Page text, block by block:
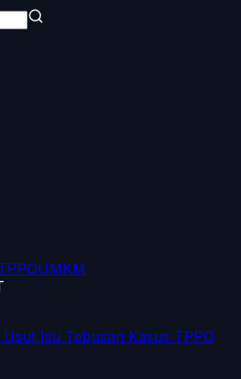
UMKM
Isu Tebusan Kasus TPPO